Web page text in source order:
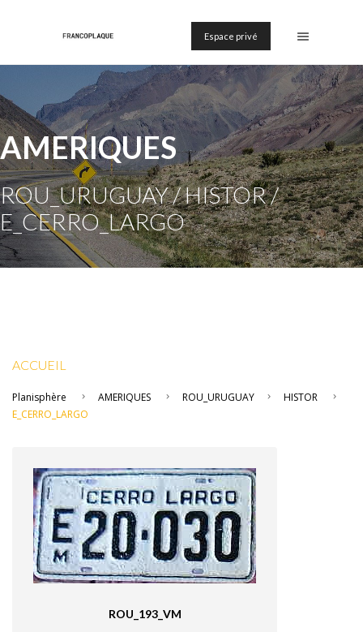
Espace privé
AMERIQUES
ROU_URUGUAY / HISTOR /
E_CERRO_LARGO
ACCUEIL
Planisphère AMERIQUES ROU_URUGUAY
HISTOR
E_CERRO_LARGO
ROU_193_VM